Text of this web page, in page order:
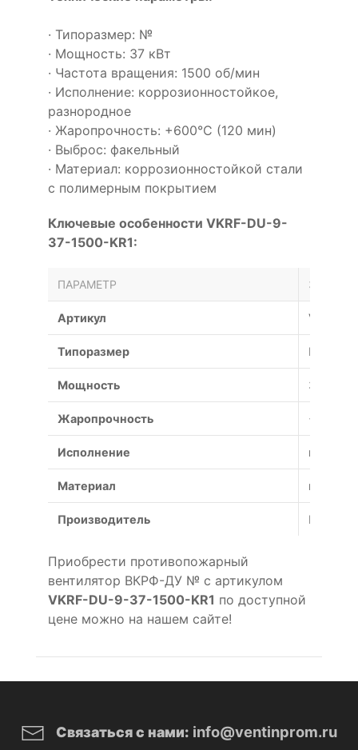
· Типоразмер: №
· Мощность: 37 кВт
· Частота вращения: 1500 об/мин
· Исполнение: коррозионностойкое,
разнородное
· Жаропрочность: +600°С (120 мин)
· Выброс: факельный
· Материал: коррозионностойкой стали
с полимерным покрытием
Ключевые особенности VKRF-DU-9-
37-1500-KR1:
ПАРАМЕТР
Артикул VKRF-
Типоразмер №
Мощность 37 кВт
Жаропрочность +600°С
Исполнение
Материал
Производитель Россия
Приобрести противопожарный
вентилятор ВКРФ-ДУ № с артикулом
VKRF-DU-9-37-1500-KR1 по доступной
цене можно на нашем сайте!
Связаться с нами: info@ventinprom.ru